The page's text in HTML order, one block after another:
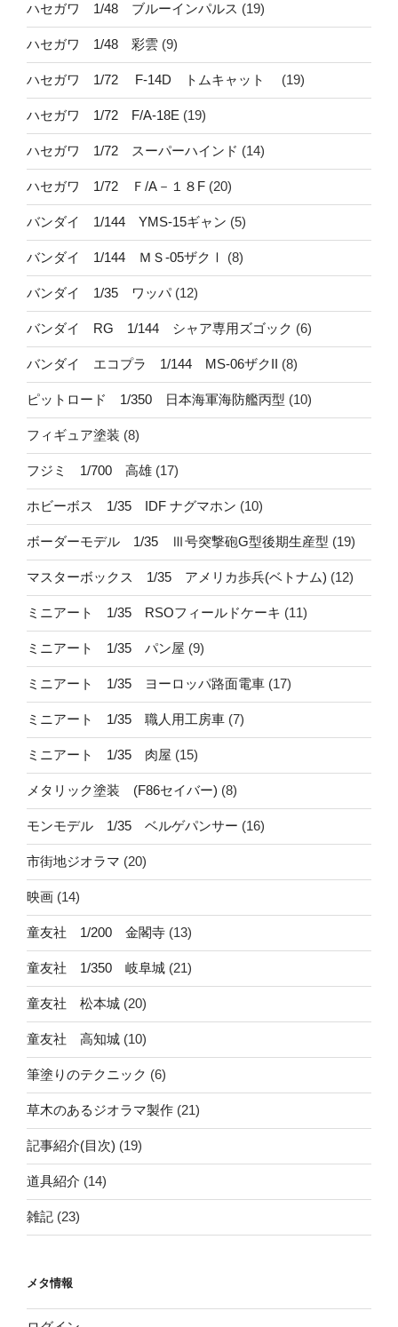
ハセガワ 1/48 ブルーインパルス (19)
ハセガワ 1/48 彩雲 (9)
ハセガワ 1/72 F-14D トムキャット (19)
ハセガワ 1/72 F/A-18E (19)
ハセガワ 1/72 スーパーハインド (14)
ハセガワ 1/72 Ｆ/A－１８F (20)
バンダイ 1/144 YMS-15ギャン (5)
バンダイ 1/144 ＭＳ-05ザクⅠ (8)
バンダイ 1/35 ワッパ(12)
バンダイ RG 1/144 シャア専用ズゴック (6)
バンダイ エコプラ 1/144 MS-06ザクII (8)
ピットロード 1/350 日本海軍海防艦丙型 (10)
フィギュア塗装 (8)
フジミ 1/700 高雄 (17)
ホビーボス 1/35 IDF ナグマホン (10)
ボーダーモデル 1/35 Ⅲ号突撃砲G型後期生産型 (19)
マスターボックス 1/35 アメリカ歩兵(ベトナム) (12)
ミニアート 1/35 RSOフィールドケーキ (11)
ミニアート 1/35 パン屋 (9)
ミニアート 1/35 ヨーロッパ路面電車 (17)
ミニアート 1/35 職人用工房車 (7)
ミニアート 1/35 肉屋 (15)
メタリック塗装 (F86セイバー) (8)
モンモデル 1/35 ベルゲパンサー (16)
市街地ジオラマ (20)
映画 (14)
童友社 1/200 金閣寺 (13)
童友社 1/350 岐阜城 (21)
童友社 松本城 (20)
童友社 高知城 (10)
筆塗りのテクニック (6)
草木のあるジオラマ製作 (21)
記事紹介(目次) (19)
道具紹介 (14)
雑記 (23)
メタ情報